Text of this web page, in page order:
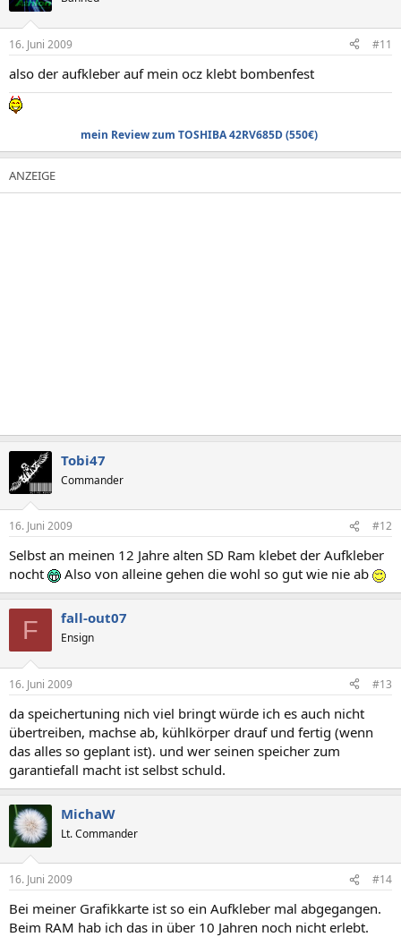
16. Juni 2009 #11
also der aufkleber auf mein ocz klebt bombenfest
mein Review zum TOSHIBA 42RV685D (550€)
Tobi47
Commander
16. Juni 2009 #12
Selbst an meinen 12 Jahre alten SD Ram klebet der Aufkleber
nocht
Also von alleine gehen die wohl so gut wie nie ab
F fall-out07
Ensign
16. Juni 2009 #13
da speichertuning nich viel bringt würde ich es auch nicht
übertreiben, machse ab, kühlkörper drauf und fertig (wenn
das alles so geplant ist). und wer seinen speicher zum
garantiefall macht ist selbst schuld.
MichaW
Lt. Commander
16. Juni 2009 #14
Bei meiner Grafikkarte ist so ein Aufkleber mal abgegangen.
Beim RAM hab ich das in über 10 Jahren noch nicht erlebt.